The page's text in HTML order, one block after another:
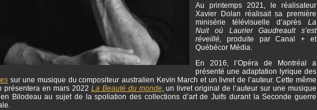
Au printemps 2021, le réalisateur
Xavier Dolan réalisait sa première
minisérie télévisuelle d’après La
Nuit où Laurier Gaudreault s’est
réveillé, produite par Canal + et
Québécor Média.
En 2016, l’Opéra de Montréal a
présenté une adaptation lyrique des
sur une musique du compositeur australien Kevin March et un livret de l’auteur. Cette même
présentera en mars 2022 La Beauté du monde, un livret original de l’auteur sur une musique
Bilodeau au sujet de la spoliation des collections d’art de Juifs durant la Seconde guerre